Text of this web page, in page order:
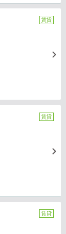
賃貸
賃貸
賃貸